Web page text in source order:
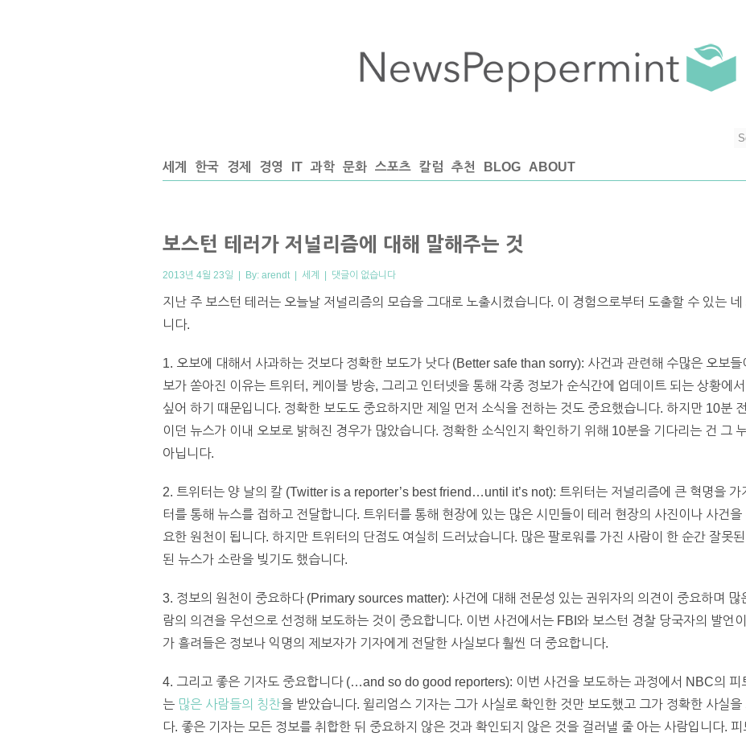
세계 한국 경제 경영 IT 과학 문화 스포츠 칼럼 추천 BLOG ABOUT
보스턴 테러가 저널리즘에 대해 말해주는 것
2013년 4월 23일 | By: arendt| 세계 | 댓글이 없습니다
지난 주 보스턴 테러는 오늘날 저널리즘의 모습을 그대로 노출시켰습니다. 이 경험으로부터 도출할 수 있는
니다.
1. 오보에 대해서 사과하는 것보다 정확한 보도가 낫다 (Better safe than sorry): 사건과 관련해 수많은 오보
보가 쏟아진 이유는 트위터, 케이블 방송, 그리고 인터넷을 통해 각종 정보가 순식간에 업데이트 되는 상황에
싶어 하기 때문입니다. 정확한 보도도 중요하지만 제일 먼저 소식을 전하는 것도 중요했습니다. 하지만 10분
이던 뉴스가 이내 오보로 밝혀진 경우가 많았습니다. 정확한 소식인지 확인하기 위해 10분을 기다리는 건 그
아닙니다.
2. 트위터는 양 날의 칼 (Twitter is a reporter’s best friend…until it’s not): 트위터는 저널리즘에 큰 혁명을 가
터를 통해 뉴스를 접하고 전달합니다. 트위터를 통해 현장에 있는 많은 시민들이 테러 현장의 사진이나 사건
요한 원천이 됩니다. 하지만 트위터의 단점도 여실히 드러났습니다. 많은 팔로워를 가진 사람이 한 순간 잘못
된 뉴스가 소란을 빚기도 했습니다.
3. 정보의 원천이 중요하다 (Primary sources matter): 사건에 대해 전문성 있는 권위자의 의견이 중요하며 많
람의 의견을 우선으로 선정해 보도하는 것이 중요합니다. 이번 사건에서는 FBI와 보스턴 경찰 당국자의 발언
가 흘려들은 정보나 익명의 제보자가 기자에게 전달한 사실보다 훨씬 더 중요합니다.
4. 그리고 좋은 기자도 중요합니다 (…and so do good reporters): 이번 사건을 보도하는 과정에서 NBC의 피
는 많은 사람들의 칭찬을 받았습니다. 윌리엄스 기자는 그가 사실로 확인한 것만 보도했고 그가 정확한 사실
다. 좋은 기자는 모든 정보를 취합한 뒤 중요하지 않은 것과 확인되지 않은 것을 걸러낼 줄 아는 사람입니다.